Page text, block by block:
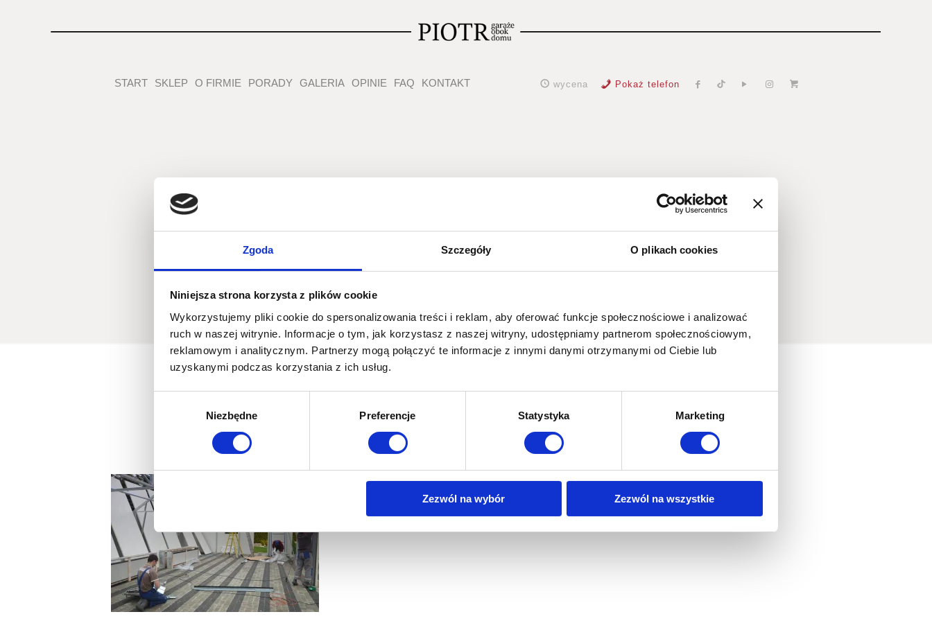
Zgoda Szczegóły O plikach cookies
Niniejsza strona korzysta z plików cookie
Wykorzystujemy pliki cookie do spersonalizowania treści i reklam, aby oferować funkcje społecznościowe i analizować
ruch w naszej witrynie. Informacje o tym, jak korzystasz z naszej witryny, udostępniamy partnerom społecznościowym,
reklamowym i analitycznym. Partnerzy mogą połączyć te informacje z innymi danymi otrzymanymi od Ciebie lub
uzyskanymi podczas korzystania z ich usług.
Niezbędne Preferencje Statystyka Marketing
Zezwól na wybór Zezwól na wszystkie
START SKLEP O FIRMIE PORADY GALERIA OPINIE FAQ KONTAKT wycena Pokaż telefon